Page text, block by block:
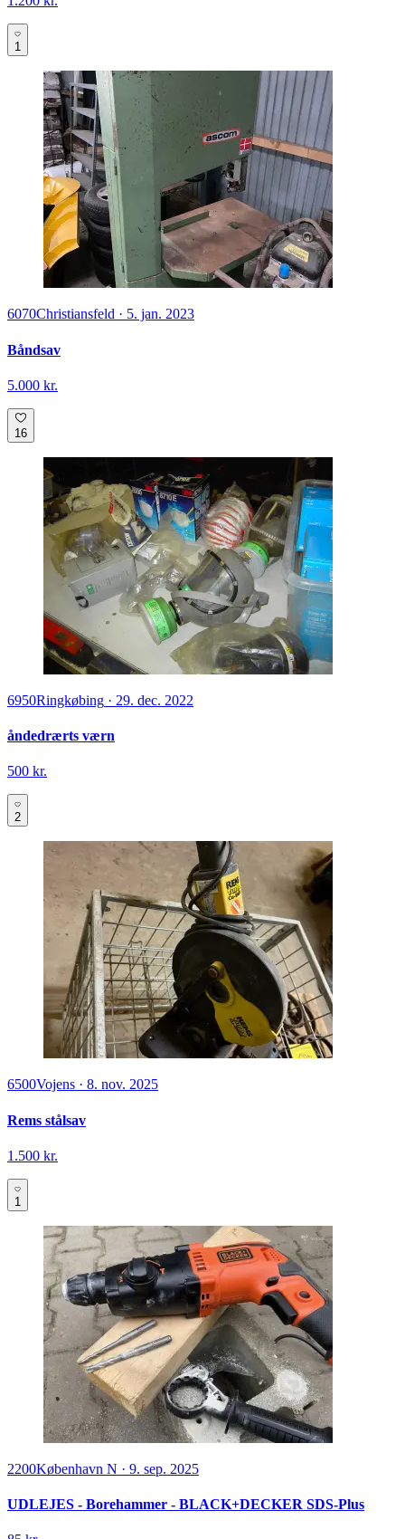
1
6070Christiansfeld · 5. jan. 2023
Båndsav
5.000 kr.
16
6950Ringkøbing · 29. dec. 2022
åndedrærts værn
500 kr.
2
6500Vojens · 8. nov. 2025
Rems stålsav
1.500 kr.
1
2200København N · 9. sep. 2025
UDLEJES - Borehammer - BLACK+DECKER SDS-Plus